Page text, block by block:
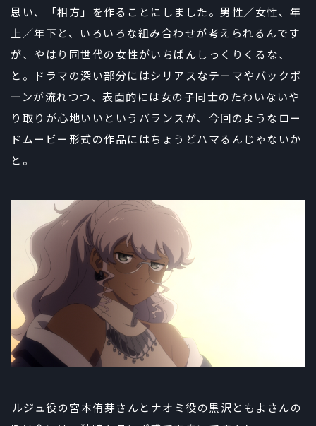
思い、「相方」を作ることにしました。男性／女性、年
上／年下と、いろいろな組み合わせが考えられるんです
が、やはり同世代の女性がいちばんしっくりくるな、
と。ドラマの深い部分にはシリアスなテーマやバックボ
ーンが流れつつ、表面的には女の子同士のたわいないや
り取りが心地いいというバランスが、今回のようなロー
ドムービー形式の作品にはちょうどハマるんじゃないか
と。
――ルジュ役の宮本侑芽さんとナオミ役の黒沢ともよさんの